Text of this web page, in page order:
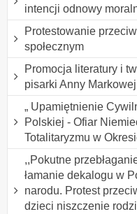
intencji odnowy
Protestowanie
społecznym
Promocja literatury i
pisarki Anny
„ Upamiętnienie
Polskiej - Ofiar
Totalitaryzmu w
,,Pokutne
łamanie dekalogu w
narodu. Protest
dzieci niszczenie